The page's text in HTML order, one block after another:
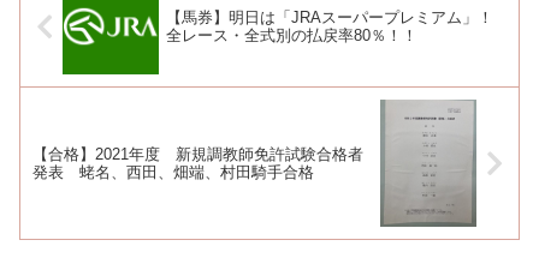
【馬券】明日は「JRAスーパープレミアム」！
全レース・全式別の払戻率80％！！
【合格】2021年度 新規調教師免許試験合格者
発表 蛯名、西田、畑端、村田騎手合格